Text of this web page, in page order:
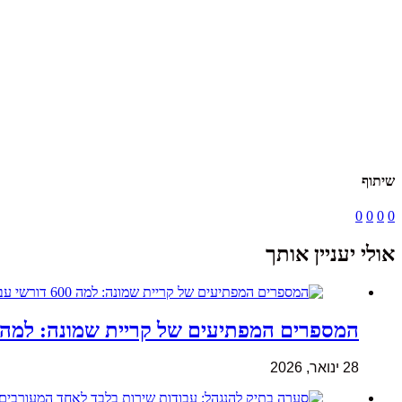
שיתוף
0
0
0
0
אולי יעניין אותך
המספרים המפתיעים של קריית שמונה: למה 600 דורשי עבודה הם לא מה
28 ינואר, 2026